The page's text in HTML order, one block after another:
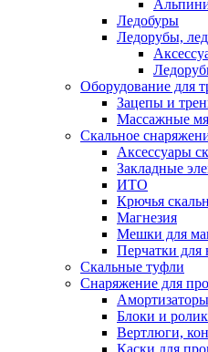
Ледобуры
Ледорубы,
Оборудование для
Зацепы и
Массажные
Скальное
Аксессуары
Закладные
ИТО
Крючья
Магнезия
Мешки для
Перчатки для
Скальные туфли
Снаряжение для
Блоки и
Вертлюги,
Каски для